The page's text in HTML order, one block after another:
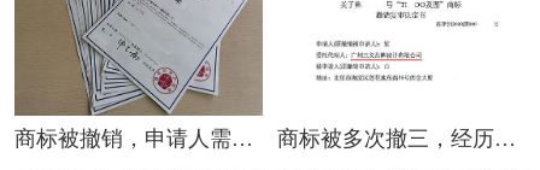
商标保护的道路上更加得心应手。
商标被撤销，申请人需担
商标被多次撤三，经历答